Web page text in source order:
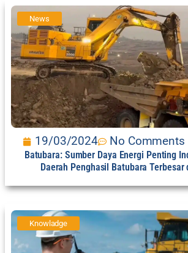
News
19/03/2024 No Comments
Batubara: Sumber Daya Energi Penting
Daerah Penghasil Batubara Terbesar
Knowladge